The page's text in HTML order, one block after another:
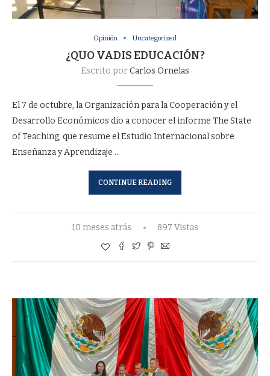
Opinión Uncategorized
¿QUO VADIS EDUCACIÓN?
Escrito porCarlos Ornelas
El 7 de octubre, la Organización para la Cooperación y el
Desarrollo Económicos dio a conocer el informe The State
of Teaching, que resume el Estudio Internacional sobre
Enseñanza y Aprendizaje …
CONTINUE READING
10 meses atrás 897 Vistas